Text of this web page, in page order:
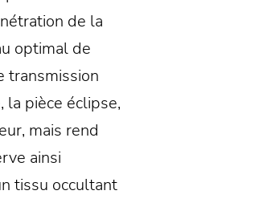
de la
optimal de
transmission
pièce éclipse,
mais rend
ainsi
tissu occultant